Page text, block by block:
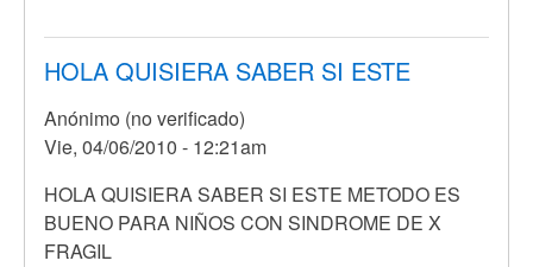
HOLA QUISIERA SABER SI ESTE
Anónimo (no verificado)
Vie, 04/06/2010 - 12:21am
HOLA QUISIERA SABER SI ESTE METODO ES
BUENO PARA NIÑOS CON SINDROME DE X
FRAGIL